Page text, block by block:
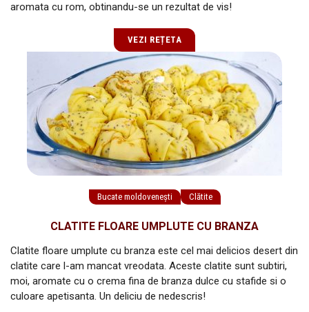
aromata cu rom, obtinandu-se un rezultat de vis!
VEZI REȚETA
Bucate moldovenești Clătite
CLATITE FLOARE UMPLUTE CU BRANZA
Clatite floare umplute cu branza este cel mai delicios desert din
clatite care l-am mancat vreodata. Aceste clatite sunt subtiri,
moi, aromate cu o crema fina de branza dulce cu stafide si o
culoare apetisanta. Un deliciu de nedescris!